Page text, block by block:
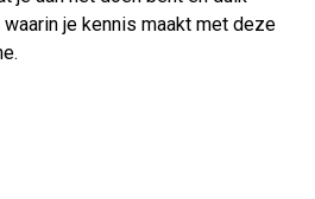
je kennis maakt met deze